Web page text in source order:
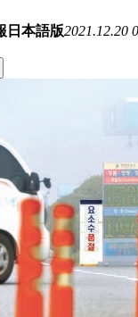
日本語版2021.12.20